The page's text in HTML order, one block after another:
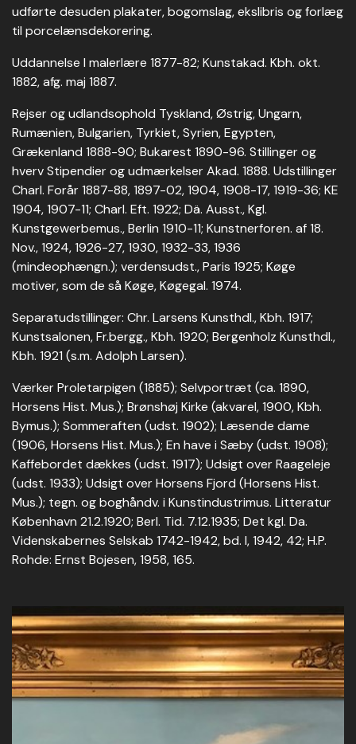
udførte desuden plakater, bogomslag, ekslibris og forlæg
til porcelænsdekorering.
Uddannelse I malerlære 1877-82; Kunstakad. Kbh. okt.
1882, afg. maj 1887.
Rejser og udlandsophold Tyskland, Østrig, Ungarn,
Rumænien, Bulgarien, Tyrkiet, Syrien, Egypten,
Grækenland 1888-90; Bukarest 1890-96. Stillinger og
hverv Stipendier og udmærkelser Akad. 1888. Udstillinger
Charl. Forår 1887-88, 1897-02, 1904, 1908-17, 1919-36; KE
1904, 1907-11; Charl. Eft. 1922; Dä. Ausst., Kgl.
Kunstgewerbemus., Berlin 1910-11; Kunstnerforen. af 18.
Nov., 1924, 1926-27, 1930, 1932-33, 1936
(mindeophængn.); verdensudst., Paris 1925; Køge
motiver, som de så Køge, Køgegal. 1974.
Separatudstillinger: Chr. Larsens Kunsthdl., Kbh. 1917;
Kunstsalonen, Fr.bergg., Kbh. 1920; Bergenholz Kunsthdl.,
Kbh. 1921 (s.m. Adolph Larsen).
Værker Proletarpigen (1885); Selvportræt (ca. 1890,
Horsens Hist. Mus.); Brønshøj Kirke (akvarel, 1900, Kbh.
Bymus.); Sommeraften (udst. 1902); Læsende dame
(1906, Horsens Hist. Mus.); En have i Sæby (udst. 1908);
Kaffebordet dækkes (udst. 1917); Udsigt over Raageleje
(udst. 1933); Udsigt over Horsens Fjord (Horsens Hist.
Mus.); tegn. og boghåndv. i Kunstindustrimus. Litteratur
København 21.2.1920; Berl. Tid. 7.12.1935; Det kgl. Da.
Videnskabernes Selskab 1742-1942, bd. I, 1942, 42; H.P.
Rohde: Ernst Bojesen, 1958, 165.